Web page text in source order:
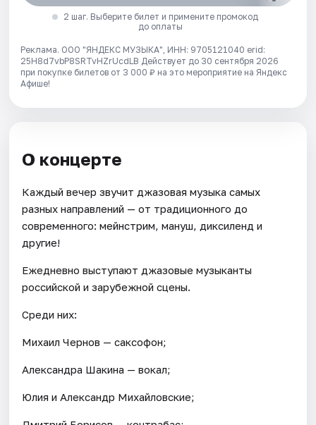
2 шаг. Выберите билет и примените промокод
до оплаты
Реклама. ООО "ЯНДЕКС МУЗЫКА", ИНН: 9705121040 erid:
25H8d7vbP8SRTvHZrUcdLB Действует до 30 сентября 2026
при покупке билетов от 3 000 ₽ на это мероприятие на Яндекс
Афише!
О концерте
Каждый вечер звучит джазовая музыка самых
разных направлений — от традиционного до
современного: мейнстрим, мануш, диксиленд и
другие!
Ежедневно выступают джазовые музыканты
российской и зарубежной сцены.
Среди них:
Михаил Чернов — саксофон;
Александра Шакина — вокал;
Юлия и Александр Михайловские;